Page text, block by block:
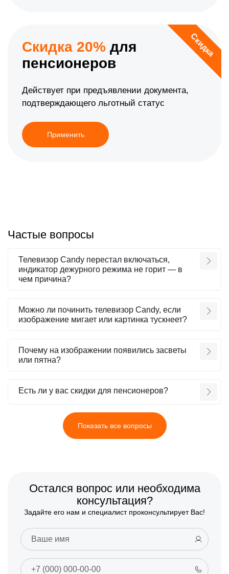
Скидка
Скидка 20% для
пенсионеров
Действует при предъявлении документа,
подтверждающего льготный статус
Применить
Частые вопросы
Телевизор Candy перестал включаться,
индикатор дежурного режима не горит — в
чем причина?
Можно ли починить телевизор Candy, если
изображение мигает или картинка тускнеет?
Почему на изображении появились засветы
или пятна?
Есть ли у вас скидки для пенсионеров?
Показать все вопросы
Остался вопрос или необходима
консультация?
Задайте его нам и специалист проконсультирует Вас!